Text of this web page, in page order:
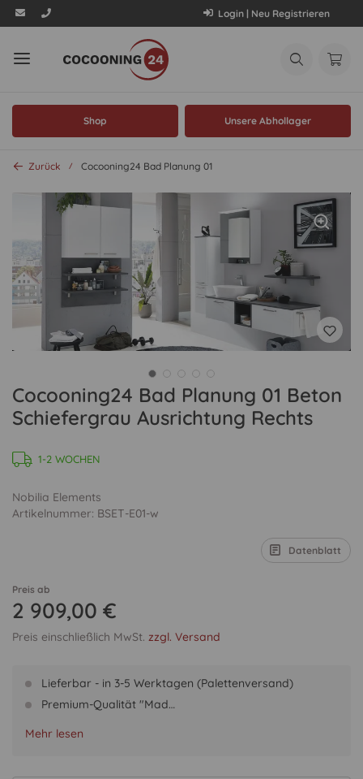
Login | Neu Registrieren
Shop Unsere Abhollager
Zurück Cocooning24 Bad Planung 01
Cocooning24 Bad Planung 01 Beton
Schiefergrau Ausrichtung Rechts
1-2 WOCHEN
Nobilia Elements
Artikelnummer: BSET-E01-w
Datenblatt
Preis ab
2 909,00 €
Preis einschließlich MwSt. zzgl. Versand
Lieferbar - in 3-5 Werktagen (Palettenversand)
Premium-Qualität "Mad…
Mehr lesen